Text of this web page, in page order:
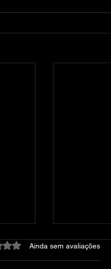
com 0 de 5 estrelas.
Ainda sem avaliações